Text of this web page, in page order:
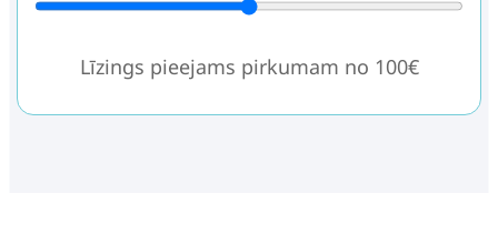
Līzings pieejams pirkumam no 100€